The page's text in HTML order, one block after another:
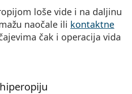
loše vide i na daljinu
naočale ili kontaktne
čak i operacija vida